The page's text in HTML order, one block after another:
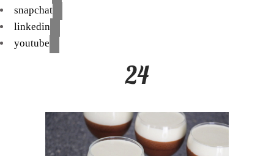
snapchat
linkedin
youtube
24